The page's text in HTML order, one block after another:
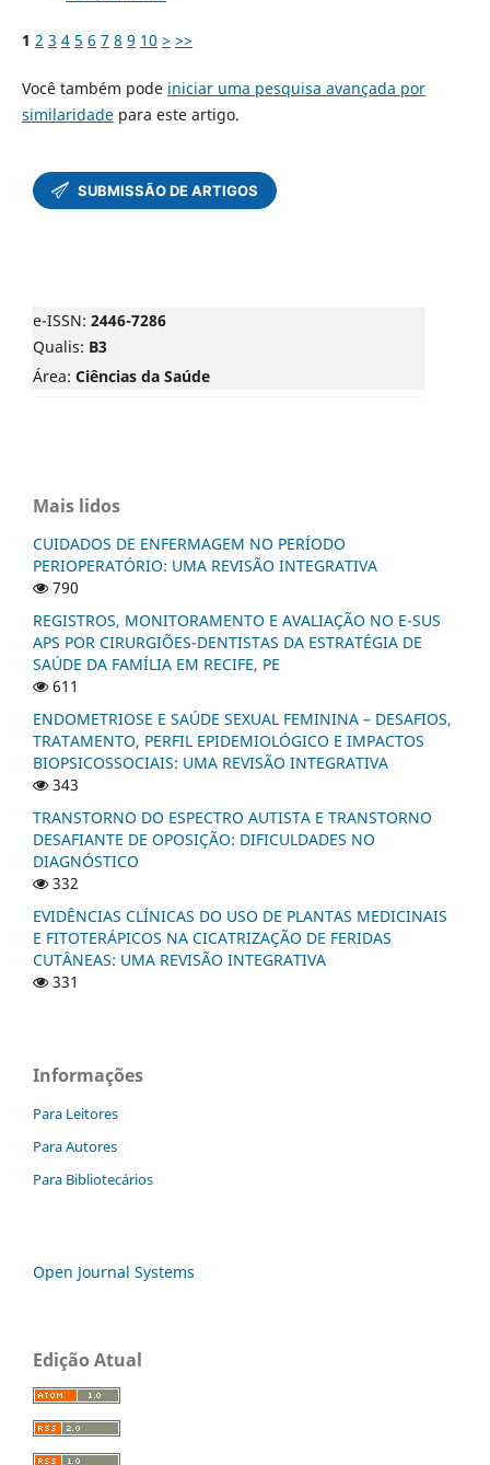
1 2 3 4 5 6 7 8 9 10 > >>
Você também pode iniciar uma pesquisa avançada por
similaridadepara este artigo.
e-ISSN: 2446-7286
Qualis: B3
Área: Ciências da Saúde
Mais lidos
CUIDADOS DE ENFERMAGEM NO PERÍODO
PERIOPERATÓRIO: UMA REVISÃO INTEGRATIVA
790
REGISTROS, MONITORAMENTO E AVALIAÇÃO NO E-SUS
APS POR CIRURGIÕES-DENTISTAS DA ESTRATÉGIA DE
SAÚDE DA FAMÍLIA EM RECIFE, PE
611
ENDOMETRIOSE E SAÚDE SEXUAL FEMININA – DESAFIOS,
TRATAMENTO, PERFIL EPIDEMIOLÓGICO E IMPACTOS
BIOPSICOSSOCIAIS: UMA REVISÃO INTEGRATIVA
343
TRANSTORNO DO ESPECTRO AUTISTA E TRANSTORNO
DESAFIANTE DE OPOSIÇÃO: DIFICULDADES NO
DIAGNÓSTICO
332
EVIDÊNCIAS CLÍNICAS DO USO DE PLANTAS MEDICINAIS
E FITOTERÁPICOS NA CICATRIZAÇÃO DE FERIDAS
CUTÂNEAS: UMA REVISÃO INTEGRATIVA
331
Informações
Para Leitores
Para Autores
Para Bibliotecários
Open Journal Systems
Edição Atual